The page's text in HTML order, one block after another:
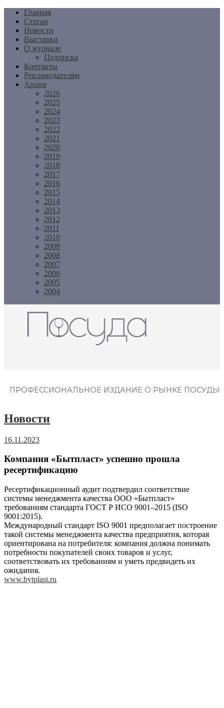
Перейти
содержимому
Главная
Статьи
Новости
Выставки
О журнале
Подписка
Контакты
Рекламодателям
Архив
2026
2025
2024
2023
2022
2021
2020
2019
2018
2017
2016
2015
2014
2013
2012
2011
2010
2009
2008
2007
2006
2005
2004
ПРОФЕССИОНАЛЬНОЕ ИЗДАНИЕ О РЫНКЕ ПОСУДЫ
Новости
16.11.2023
Компания «Бытпласт» успешно прошла
ресертификацию
Ресертификационный аудит подтвердил соответствие
системы менеджмента качества ООО «Бытпласт»
требованиям стандарта ГОСТ Р ИСО 9001–2015 (ISO
9001:2015).
Международный стандарт ISO 9001 предполагает построение
такой системы менеджмента качества предприятия, которая
ориентирована на потребителя: компания должна понимать
потребности покупателей своих товаров и услуг,
соответствовать их требованиям и уметь предвидеть их
ожидания.
www.bytplast.ru